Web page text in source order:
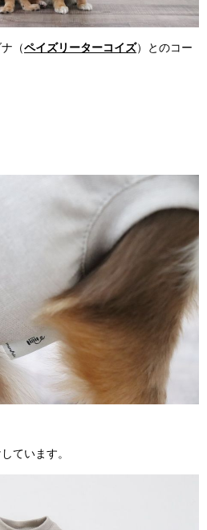
（ペイズリーターコイズ）とのコー
ています。